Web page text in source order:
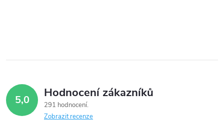
v
k5,0 Hodnocení zákazníků
291 hodnocení
Zobrazit recenze